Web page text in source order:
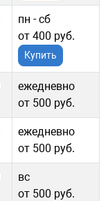
пн - cб
от 400 руб.
Купить
ежедневно
от 500 руб.
ежедневно
от 500 руб.
вс
от 500 руб.